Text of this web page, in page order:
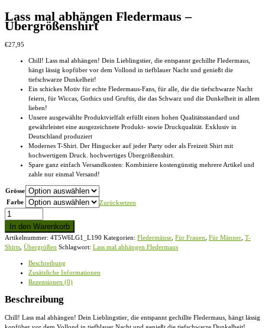
Lass mal abhängen Fledermaus –
Übergrößenshirt
€27,95
Chill! Lass mal abhängen! Dein Lieblingstier, die entspannt gechillte Fledermaus,
hängt lässig kopfüber vor dem Vollond in tiefblauer Nacht und genießt die
tiefschwarze Dunkelheit!
Ein schickes Motiv für echte Fledermaus-Fans, für alle, die die tiefschwarze Nacht
feiern, für Wiccas, Gothics und Gruftis, die das Schwarz und die Dunkelheit in allem
lieben!
Unsere ausgewählte Produktvielfalt erfüllt einen hohen Qualitätsstandard und
gewährleistet eine ausgezeichnete Produkt- sowie Druckqualität. Exklusiv in
Deutschland produziert
Modernes T-Shirt. Der Hingucker auf jeder Party oder als Freizeit Shirt mit
hochwertigem Druck. hochwertiges Übergrößenshirt.
Spare ganz einfach Versandkosten: Kombiniere kostengünstig mehrere Artikel und
zahle nur einmal Versand!
Grösse
Farbe
Zurücksetzen
Lass
mal
abhängen
Fledermaus
-
Übergrößenshirt
In den Warenkorb
Artikelnummer: 4T5W6LG1_L190 Kategorien: Fledermäuse Für Frauen Für Männer T-
Shirts Übergrößen Schlagwort: Lass mal abhängen Fledermaus
Beschreibung
Zusätzliche Informationen
Rezensionen (0)
Beschreibung
Chill! Lass mal abhängen! Dein Lieblingstier, die entspannt gechillte Fledermaus, hängt lässig